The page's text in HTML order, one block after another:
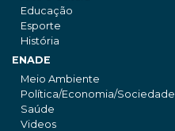
Educação
Esporte
História
ENADE
Meio Ambiente
Política/Economia/Sociedade
Saúde
Videos